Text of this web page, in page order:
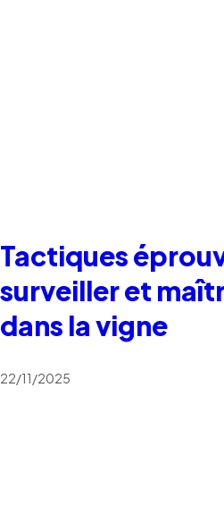
Tactiques
surveiller et
dans la vigne
22/11/2025